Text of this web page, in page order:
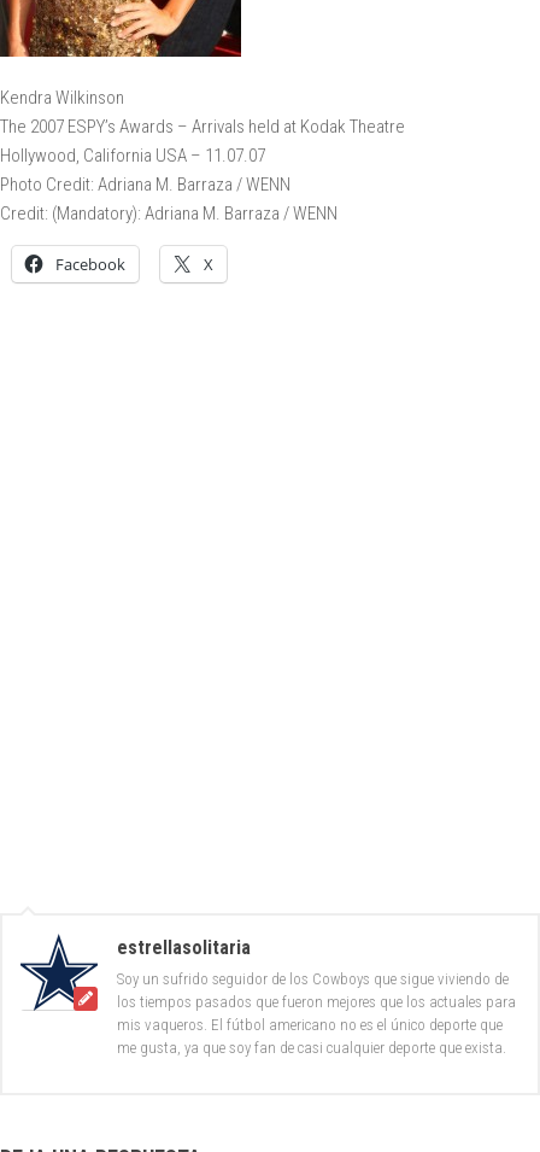
Kendra Wilkinson
The 2007 ESPY’s Awards – Arrivals held at Kodak Theatre
Hollywood, California USA – 11.07.07
Photo Credit: Adriana M. Barraza / WENN
Credit: (Mandatory): Adriana M. Barraza / WENN
Facebook X
estrellasolitaria
Soy un sufrido seguidor de los Cowboys que sigue viviendo de
los tiempos pasados que fueron mejores que los actuales para
mis vaqueros. El fútbol americano no es el único deporte que
me gusta, ya que soy fan de casi cualquier deporte que exista.